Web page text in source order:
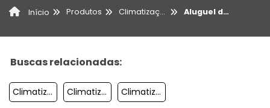
Início Produtos Climatização Aluguel de climatizadores para eventos
Buscas relacionadas:
Climatizador Evaporativo Preço Climatização Para Eletrocentros Climatizador De Parede